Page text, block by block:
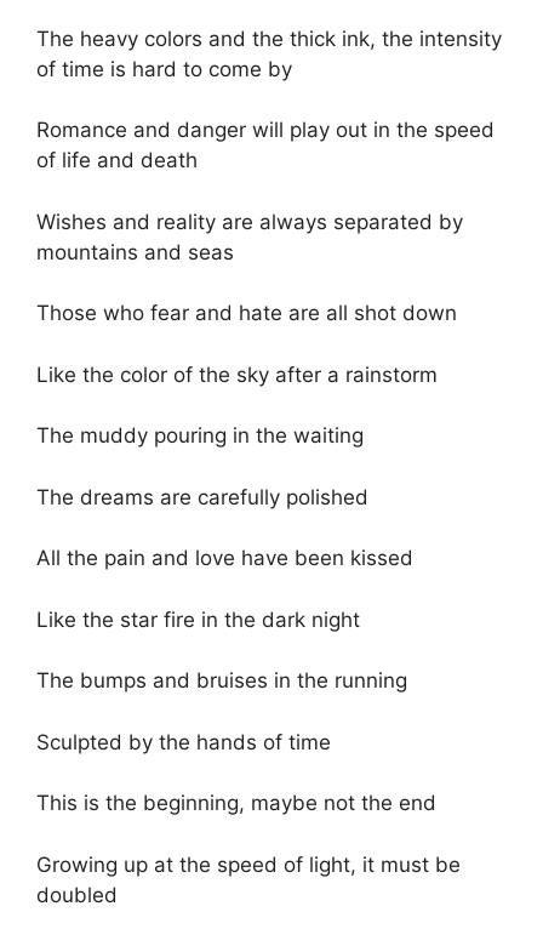
The heavy colors and the thick ink, the intensity
of time is hard to come by
Romance and danger will play out in the speed
of life and death
Wishes and reality are always separated by
mountains and seas
Those who fear and hate are all shot down
Like the color of the sky after a rainstorm
The muddy pouring in the waiting
The dreams are carefully polished
All the pain and love have been kissed
Like the star fire in the dark night
The bumps and bruises in the running
Sculpted by the hands of time
This is the beginning, maybe not the end
Growing up at the speed of light, it must be
doubled